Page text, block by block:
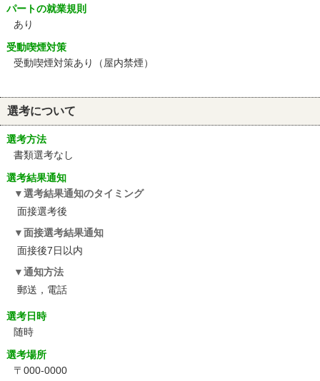
パートの就業規則
あり
受動喫煙対策
受動喫煙対策あり（屋内禁煙）
選考について
選考方法
書類選考なし
選考結果通知
選考結果通知のタイミング
面接選考後
面接選考結果通知
面接後7日以内
通知方法
郵送，電話
選考日時
随時
選考場所
〒000-0000